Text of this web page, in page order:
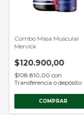
Combo Masa Muscular
Mervick
$120.900,00
$108.810,00 con
Transferencia o depósito
COMPRAR